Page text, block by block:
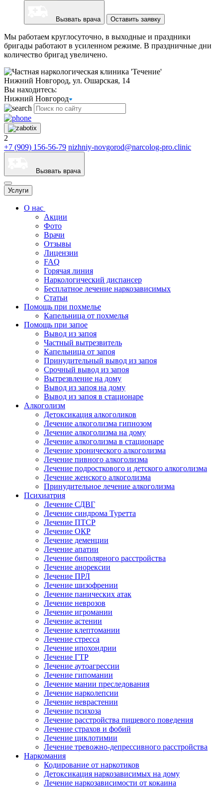
Вызвать врача Оставить заявку
Мы работаем круглосуточно, в выходные и праздники
бригады работают в усиленном режиме. В праздничные дни
количество бригад увеличено.
Нижний Новгород, ул. Ошарская, 14
Вы находитесь:
Нижний Новгород
2
+7 (909) 156-56-79 nizhniy-novgorod@narcolog-pro.clinic
Вызвать врача
Услуги
О нас
Акции
Фото
Врачи
Отзывы
Лицензии
FAQ
Горячая линия
Наркологический диспансер
Бесплатное лечение наркозависимых
Статьи
Помощь при похмелье
Капельница от похмелья
Помощь при запое
Вывод из запоя
Частный вытрезвитель
Капельница от запоя
Принудительный вывод из запоя
Срочный вывод из запоя
Вытрезвление на дому
Вывод из запоя на дому
Вывод из запоя в стационаре
Алкоголизм
Детоксикация алкоголиков
Лечение алкоголизма гипнозом
Лечение алкоголизма на дому
Лечение алкоголизма в стационаре
Лечение хронического алкоголизма
Лечение пивного алкоголизма
Лечение подросткового и детского алкоголизма
Лечение женского алкоголизма
Принудительное лечение алкоголизма
Психиатрия
Лечение СДВГ
Лечение синдрома Туретта
Лечение ПТСР
Лечение ОКР
Лечение деменции
Лечение апатии
Лечение биполярного расстройства
Лечение анорексии
Лечение ПРЛ
Лечение шизофрении
Лечение панических атак
Лечение неврозов
Лечение игромании
Лечение астении
Лечение клептомании
Лечение стресса
Лечение ипохондрии
Лечение ГТР
Лечение аутоагрессии
Лечение гипомании
Лечение мании преследования
Лечение нарколепсии
Лечение неврастении
Лечение психоза
Лечение расстройства пищевого поведения
Лечение страхов и фобий
Лечение циклотимии
Лечение тревожно-депрессивного расстройства
Наркомания
Кодирование от наркотиков
Детоксикация наркозависимых на дому
Лечение наркозависимости от кокаина